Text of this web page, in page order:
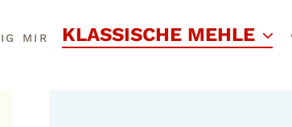
MIR KLASSISCHE MEHLE